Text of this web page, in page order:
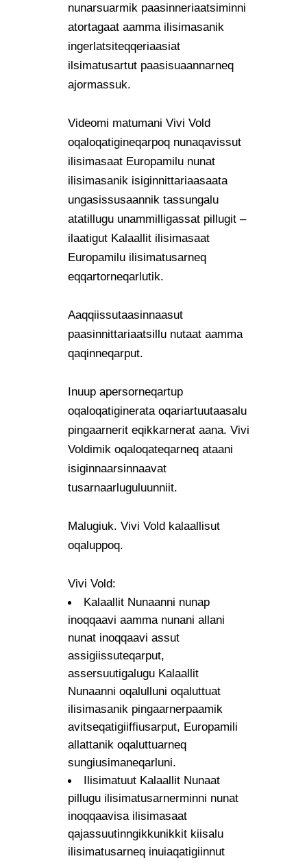
nunarsuarmik paasinneriaatsiminni
atortagaat aamma ilisimasanik
ingerlatsiteqqeriaasiat
ilsimatusartut paasisuaannarneq
ajormassuk.
Videomi matumani Vivi Vold
oqaloqatigineqarpoq nunaqavissut
ilisimasaat Europamilu nunat
ilisimasanik isiginnittariaasaata
ungasissusaannik tassungalu
atatillugu unammilligassat pillugit –
ilaatigut Kalaallit ilisimasaat
Europamilu ilisimatusarneq
eqqartorneqarlutik.
Aaqqiissutaasinnaasut
paasinnittariaatsillu nutaat aamma
qaqinneqarput.
Inuup apersorneqartup
oqaloqatiginerata oqariartuutaasalu
pingaarnerit eqikkarnerat aana. Vivi
Voldimik oqaloqateqarneq ataani
isiginnaarsinnaavat
tusarnaarluguluunniit.
Malugiuk. Vivi Vold kalaallisut
oqaluppoq.
Vivi Vold:
Kalaallit Nunaanni nunap
inoqqaavi aamma nunani allani
nunat inoqqaavi assut
assigiissuteqarput,
assersuutigalugu Kalaallit
Nunaanni oqalulluni oqaluttuat
ilisimasanik pingaarnerpaamik
avitseqatigiiffiusarput, Europamili
allattanik oqaluttuarneq
sungiusimaneqarluni.
Ilisimatuut Kalaallit Nunaat
pillugu ilisimatusarnerminni nunat
inoqqaavisa ilisimasaat
qajassuutinngikkunikkit kiisalu
ilisimatusarneq inuiaqatigiinnut